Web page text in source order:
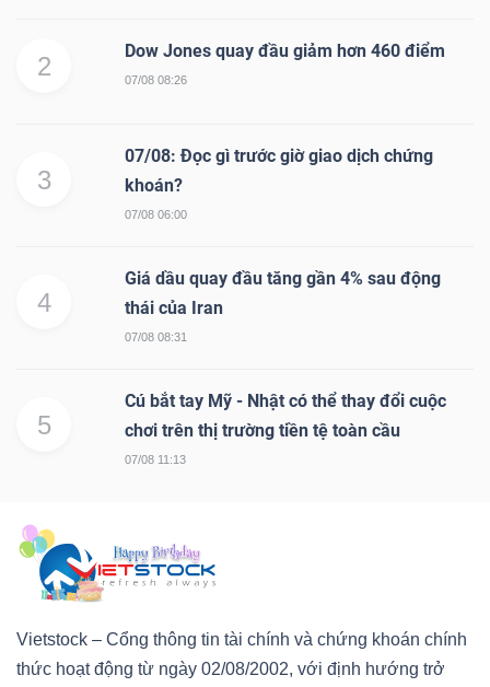
2
Dow Jones quay đầu giảm hơn 460 điểm
07/08 08:26
3
07/08: Đọc gì trước giờ giao dịch chứng
khoán?
07/08 06:00
4
Giá dầu quay đầu tăng gần 4% sau động
thái của Iran
07/08 08:31
5
Cú bắt tay Mỹ - Nhật có thể thay đổi cuộc
chơi trên thị trường tiền tệ toàn cầu
07/08 11:13
Vietstock – Cổng thông tin tài chính và chứng khoán chính
thức hoạt động từ ngày 02/08/2002, với định hướng trở